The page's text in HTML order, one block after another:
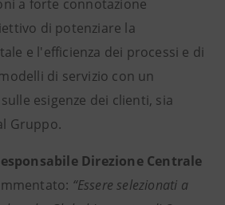
a forte connotazione
di potenziare la
e l'efficienza dei processi e di
di servizio con un
esigenze dei clienti, sia
Gruppo.
Direzione Centrale
“Essere selezionati a